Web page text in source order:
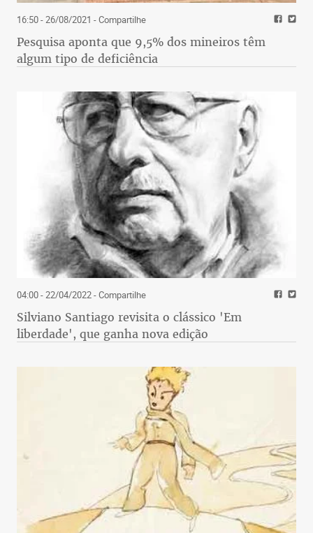
16:50 - 26/08/2021 - Compartilhe
Pesquisa aponta que 9,5% dos mineiros têm
algum tipo de deficiência
04:00 - 22/04/2022- Compartilhe
Silviano Santiago revisita o clássico 'Em
liberdade', que ganha nova edição